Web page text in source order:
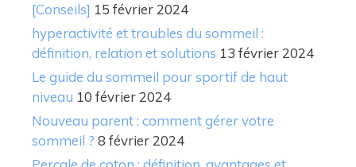
[Conseils] 15 février 2024
hyperactivité et troubles du sommeil :
définition, relation et solutions 13 février 2024
Le guide du sommeil pour sportif de haut
niveau 10 février 2024
Nouveau parent : comment gérer votre
sommeil ? 8 février 2024